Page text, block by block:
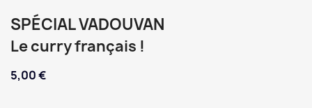
SPÉCIAL VADOUVAN
Le curry français !
5,00 €